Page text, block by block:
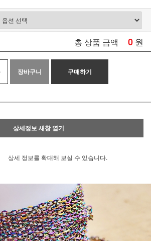
총 상품 금액 0 원
장바구니 구매하기
상세정보 새창 열기
상세 정보를 확대해 보실 수 있습니다.